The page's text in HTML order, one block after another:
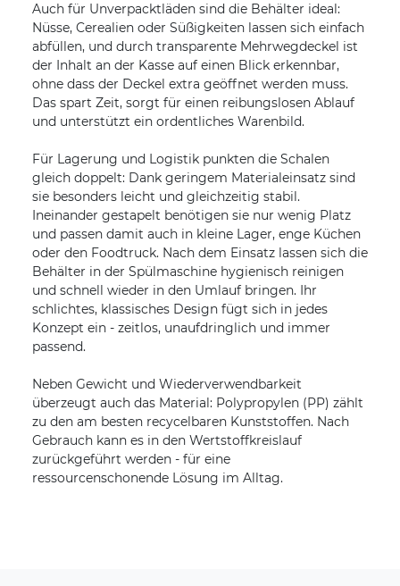
Auch für Unverpacktläden sind die Behälter ideal:
Nüsse, Cerealien oder Süßigkeiten lassen sich einfach
abfüllen, und durch transparente Mehrwegdeckel ist
der Inhalt an der Kasse auf einen Blick erkennbar,
ohne dass der Deckel extra geöffnet werden muss.
Das spart Zeit, sorgt für einen reibungslosen Ablauf
und unterstützt ein ordentliches Warenbild.
Für Lagerung und Logistik punkten die Schalen
gleich doppelt: Dank geringem Materialeinsatz sind
sie besonders leicht und gleichzeitig stabil.
Ineinander gestapelt benötigen sie nur wenig Platz
und passen damit auch in kleine Lager, enge Küchen
oder den Foodtruck. Nach dem Einsatz lassen sich die
Behälter in der Spülmaschine hygienisch reinigen
und schnell wieder in den Umlauf bringen. Ihr
schlichtes, klassisches Design fügt sich in jedes
Konzept ein - zeitlos, unaufdringlich und immer
passend.
Neben Gewicht und Wiederverwendbarkeit
überzeugt auch das Material: Polypropylen (PP) zählt
zu den am besten recycelbaren Kunststoffen. Nach
Gebrauch kann es in den Wertstoffkreislauf
zurückgeführt werden - für eine
ressourcenschonende Lösung im Alltag.